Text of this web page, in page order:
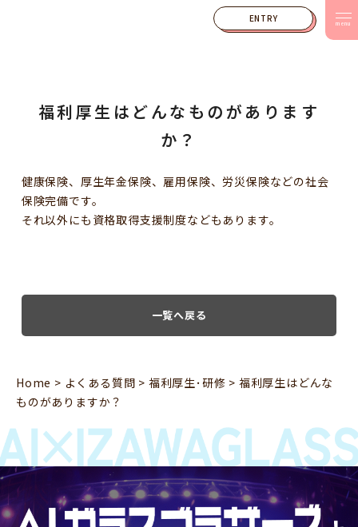
ENTRY menu
福利厚生はどんなものがあります
か？
健康保険、厚生年金保険、雇用保険、労災保険などの社会
保険完備です。
それ以外にも資格取得支援制度などもあります。
一覧へ戻る
Home > よくある質問 > 福利厚生･研修 > 福利厚生はどんな
ものがありますか？